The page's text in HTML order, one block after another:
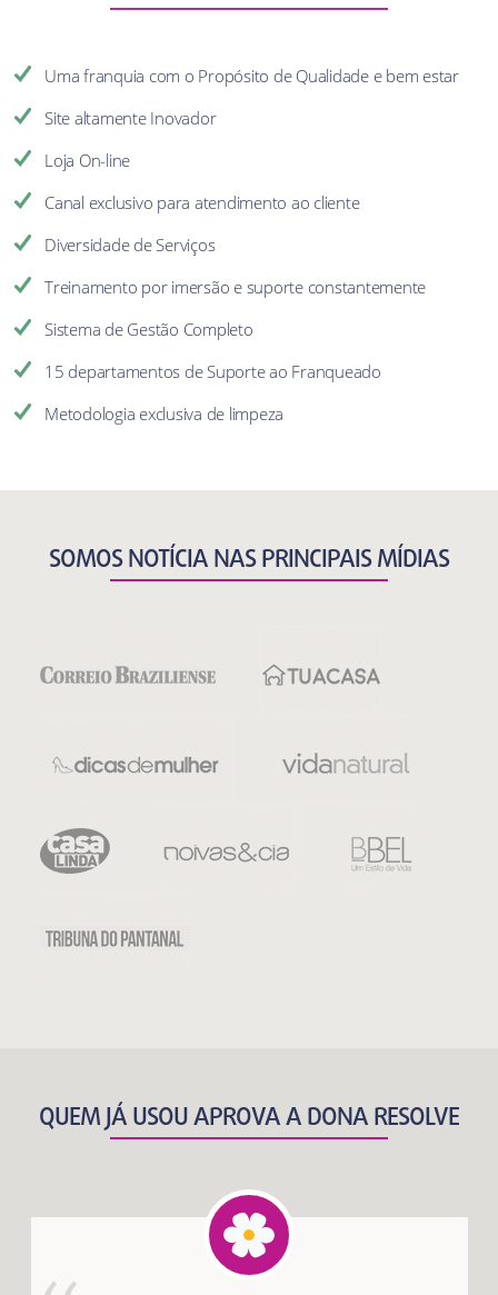
Uma franquia com o Propósito de Qualidade e bem estar
Site altamente Inovador
Loja On-line
Canal exclusivo para atendimento ao cliente
Diversidade de Serviços
Treinamento por imersão e suporte constantemente
Sistema de Gestão Completo
15 departamentos de Suporte ao Franqueado
Metodologia exclusiva de limpeza
SOMOS NOTÍCIA NAS PRINCIPAIS MÍDIAS
QUEM JÁ USOU APROVA A DONA RESOLVE